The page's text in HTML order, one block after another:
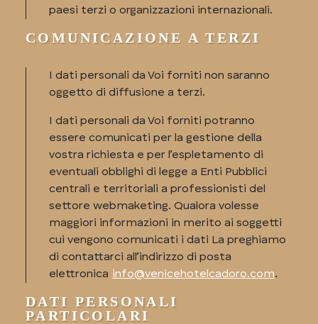
paesi terzi o organizzazioni internazionali.
COMUNICAZIONE A TERZI
I dati personali da Voi forniti non saranno
oggetto di diffusione a terzi.
I dati personali da Voi forniti potranno
essere comunicati per la gestione della
vostra richiesta e per l’espletamento di
eventuali obblighi di legge a Enti Pubblici
centrali e territoriali a professionisti del
settore webmaketing. Qualora volesse
maggiori informazioni in merito ai soggetti
cui vengono comunicati i dati La preghiamo
di contattarci all’indirizzo di posta
elettronica info@venicehotelcadoro.com.
DATI PERSONALI
PARTICOLARI